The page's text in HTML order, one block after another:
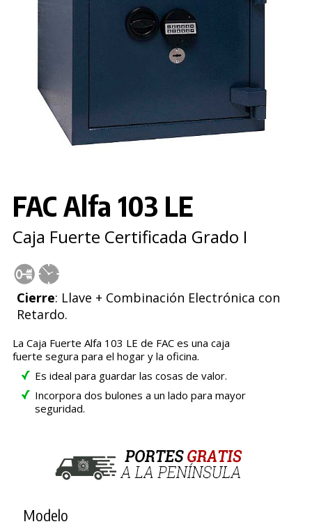
FAC Alfa 103 LE
Caja Fuerte Certificada Grado I
Cierre: Llave + Combinación Electrónica con
Retardo.
La Caja Fuerte Alfa 103 LE de FAC es una caja
fuerte segura para el hogar y la oficina.
Es ideal para guardar las cosas de valor.
Incorpora dos bulones a un lado para mayor
seguridad.
Modelo